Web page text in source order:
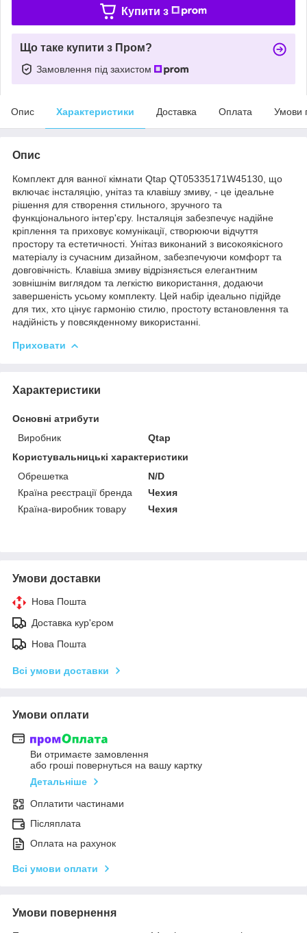
Купити з
Що таке купити з Пром?
Замовлення під захистом
Опис Характеристики Доставка Оплата Умови
Опис
Комплект для ванної кімнати Qtap QT05335171W45130, що
включає інсталяцію, унітаз та клавішу змиву, - це ідеальне
рішення для створення стильного, зручного та
функціонального інтер'єру. Інсталяція забезпечує надійне
кріплення та приховує комунікації, створюючи відчуття
простору та естетичності. Унітаз виконаний з високоякісного
матеріалу із сучасним дизайном, забезпечуючи комфорт та
довговічність. Клавіша змиву відрізняється елегантним
зовнішнім виглядом та легкістю використання, додаючи
завершеність усьому комплекту. Цей набір ідеально підійде
для тих, хто цінує гармонію стилю, простоту встановлення та
надійність у повсякденному використанні.
Приховати
Характеристики
Основні атрибути
Виробник
Qtap
Користувальницькі характеристики
Обрешетка
N/D
Країна реєстрації бренда
Чехия
Країна-виробник товару
Чехия
Умови доставки
Нова Пошта
Доставка кур'єром
Нова Пошта
Всі умови доставки
Умови оплати
Ви отримаєте замовлення
або гроші повернуться на вашу картку
Детальніше
Оплатити частинами
Післяплата
Оплата на рахунок
Всі умови оплати
Умови повернення